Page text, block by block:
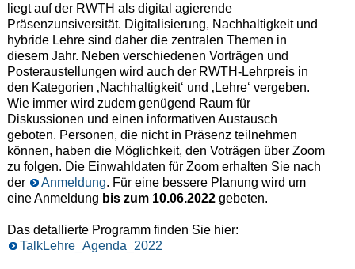
liegt auf der RWTH als digital agierende
Präsenzunsiversität. Digitalisierung, Nachhaltigkeit und
hybride Lehre sind daher die zentralen Themen in
diesem Jahr. Neben verschiedenen Vorträgen und
Posteraustellungen wird auch der RWTH-Lehrpreis in
den Kategorien ‚Nachhaltigkeit‘ und ‚Lehre‘ vergeben.
Wie immer wird zudem genügend Raum für
Diskussionen und einen informativen Austausch
geboten. Personen, die nicht in Präsenz teilnehmen
können, haben die Möglichkeit, den Voträgen über Zoom
zu folgen. Die Einwahldaten für Zoom erhalten Sie nach
der
Anmeldung. Für eine bessere Planung wird um
eine Anmeldung bis zum 10.06.2022gebeten.
Das detallierte Programm finden Sie hier:
TalkLehre_Agenda_2022